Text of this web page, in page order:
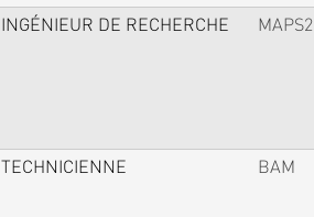
INGÉNIEUR DE RECHERCHE MAPS2
TECHNICIENNE BAM